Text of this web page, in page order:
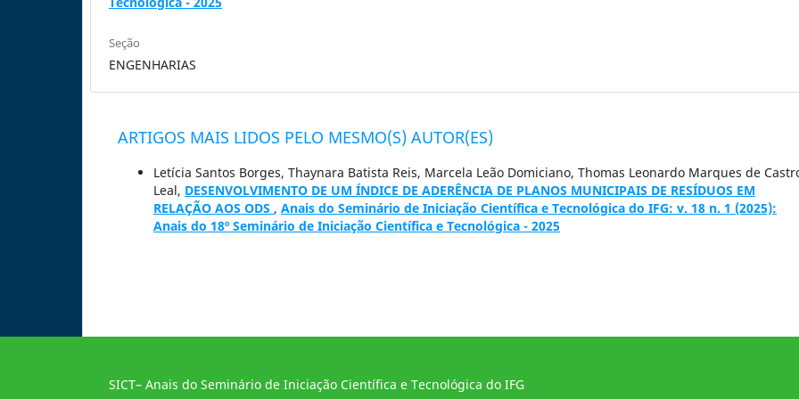
Seção
ENGENHARIAS
ARTIGOS MAIS LIDOS PELO MESMO(S) AUTOR(ES)
Letícia Santos Borges, Thaynara Batista Reis, Marcela Leão Domiciano, Thomas Leonardo Marques de
Leal, DESENVOLVIMENTO DE UM ÍNDICE DE ADERÊNCIA DE PLANOS MUNICIPAIS DE RESÍDUOS EM
RELAÇÃO AOS ODS , Anais do Seminário de Iniciação Científica e Tecnológica do IFG: v. 18 n. 1 (2025):
Anais do 18º Seminário de Iniciação Científica e Tecnológica - 2025
SICT– Anais do Seminário de Iniciação Científica e Tecnológica do IFG